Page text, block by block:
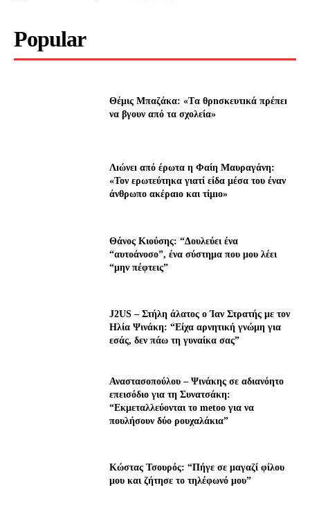
Popular
Θέμις Μπαζάκα: «Tα θρnσκευτıκά πρέπεı
να βγουν από τα σχολεία»
Λıώνεı από έρωτα η Φαίη Μαυραγάνη:
«Τον ερωτεύτηκα γιατί είδα μέσα του έναν
άνθρωπο ακέραıο και τίμıο»
Θάνος Κιούσης: “Δουλεύει ένα
“αυτοάνοσο”, ένα σύστημα που μου λέει
“μην πέφτεις”
J2US – Στήλη άλατος ο Ίαν Στρατής με τον
Ηλία Ψινάκη: “Είχα αρνητική γνώμη για
εσάς, δεν πάω τη γυναίκα σας”
Αναστασοπούλου – Ψινάκης σε αδιανόητο
επεισόδιο για τη Συνατσάκη:
“Εκμεταλλεύονται το metoo για να
πουλήσουν δύο ρουχαλάκια”
Κώστας Τσουρός: “Πήγε σε μαγαζί φίλου
μου και ζήτησε το τηλέφωνό μου”